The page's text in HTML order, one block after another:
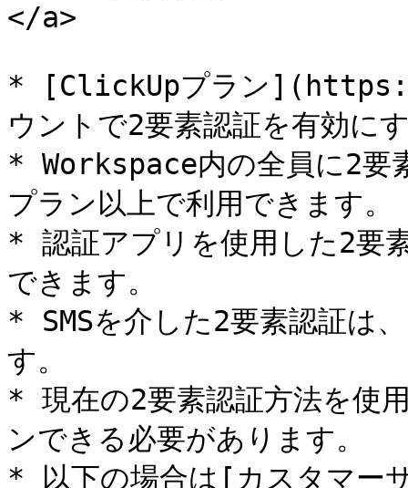
</a>
* [ClickUpプラン
ウントで2要素認証を有効に
* Workspace内の全員に2要
プラン以上で利用できます。
* 認証アプリを使用した2要
できます。
* SMSを介した2要素認証は
す。
* 現在の2要素認証方法を使
ンできる必要があります。
* 以下の場合は[カスタマー